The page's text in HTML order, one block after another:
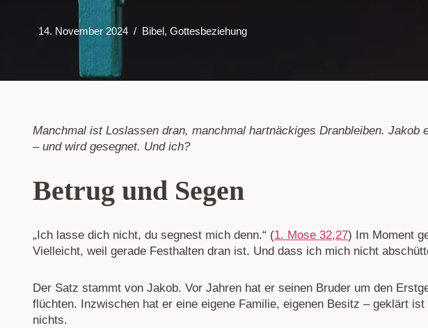
14. November 2024 Bibel, Gottesbeziehung
Manchmal ist Loslassen dran, manchmal hartnäckiges Dranbleiben. Jakob
– und wird gesegnet. Und ich?
Betrug und Segen
„Ich lasse dich nicht, du segnest mich denn.“ (1. Mose 32,27) Im Moment
Vielleicht, weil gerade Festhalten dran ist. Und dass ich mich nicht
Der Satz stammt von Jakob. Vor Jahren hat er seinen Bruder um den
flüchten. Inzwischen hat er eine eigene Familie, eigenen Besitz – geklärt
nichts.